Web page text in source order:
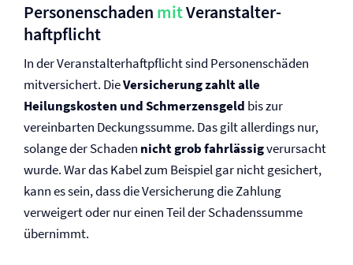
Personenschaden mitVeranstalter­
haftpflicht
In der Veranstalter­haftpflicht sind Personenschäden
mitversichert. DieVersicherung zahlt alle
Heilungskosten und Schmerzensgeld bis zur
vereinbarten Deckungssumme. Das gilt allerdings nur,
solange der Schaden nicht grob fahrlässigverursacht
wurde. War das Kabel zum Beispiel gar nicht gesichert,
kann es sein, dass die Versicherung die Zahlung
verweigert oder nur einen Teil der Schadenssumme
übernimmt.